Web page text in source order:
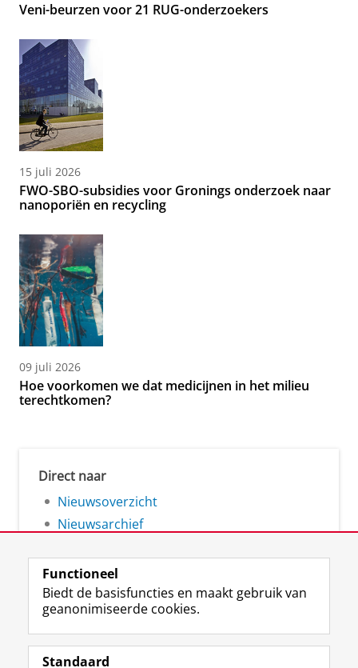
Veni-beurzen voor 21 RUG-onderzoekers
15 juli 2026
FWO-SBO-subsidies voor Gronings onderzoek naar
nanoporiën en recycling
09 juli 2026
Hoe voorkomen we dat medicijnen in het milieu
terechtkomen?
Direct naar
Nieuwsoverzicht
Nieuwsarchief
Volg de RUG
F
a
L
i
R
S
I
n
Y
o
Functioneel
Biedt de basisfuncties en maakt gebruik van
geanonimiseerde cookies.
Standaard